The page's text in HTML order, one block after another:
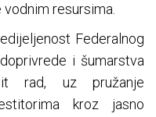
resursima.
Federalnog
i šumarstva
rad, uz pružanje
kroz jasno